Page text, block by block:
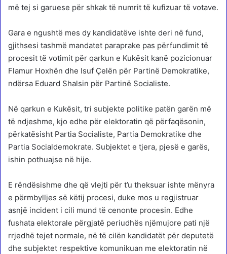
më tej si garuese për shkak të numrit të kufizuar të votave.
Gara e ngushtë mes dy kandidatëve ishte deri në fund,
gjithsesi tashmë mandatet paraprake pas përfundimit të
procesit të votimit për qarkun e Kukësit kanë pozicionuar
Flamur Hoxhën dhe Isuf Çelën për Partinë Demokratike,
ndërsa Eduard Shalsin për Partinë Socialiste.
Në qarkun e Kukësit, tri subjekte politike patën garën më
të ndjeshme, kjo edhe për elektoratin që përfaqësonin,
përkatësisht Partia Socialiste, Partia Demokratike dhe
Partia Socialdemokrate. Subjektet e tjera, pjesë e garës,
ishin pothuajse në hije.
E rëndësishme dhe që vlejti për t’u theksuar ishte mënyra
e përmbylljes së këtij procesi, duke mos u regjistruar
asnjë incident i cili mund të cenonte procesin. Edhe
fushata elektorale përgjatë periudhës njëmujore pati një
rrjedhë tejet normale, në të cilën kandidatët për deputetë
dhe subjektet respektive komunikuan me elektoratin në